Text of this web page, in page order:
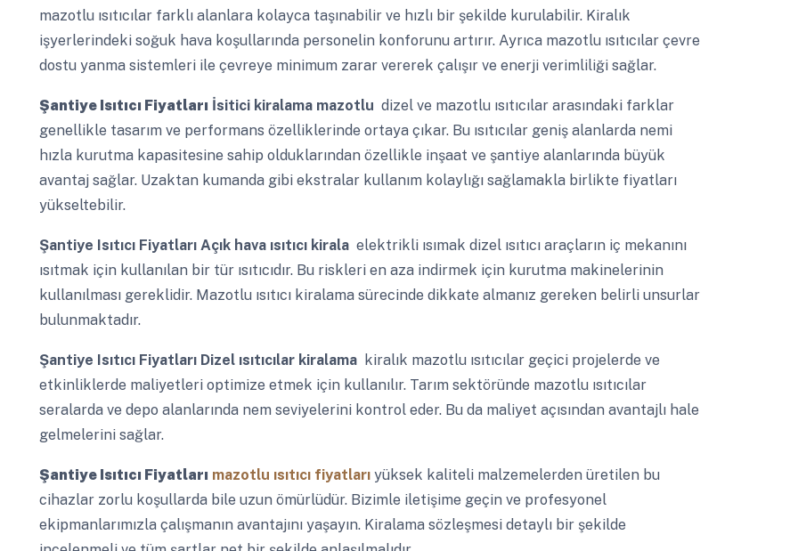
mazotlu ısıtıcılar farklı alanlara kolayca taşınabilir ve hızlı bir şekilde kurulabilir. Kiralık
işyerlerindeki soğuk hava koşullarında personelin konforunu artırır. Ayrıca mazotlu ısıtıcılar çevre
dostu yanma sistemleri ile çevreye minimum zarar vererek çalışır ve enerji verimliliği sağlar.
Şantiye Isıtıcı Fiyatları İsitici kiralama mazotlu dizel ve mazotlu ısıtıcılar arasındaki farklar
genellikle tasarım ve performans özelliklerinde ortaya çıkar. Bu ısıtıcılar geniş alanlarda nemi
hızla kurutma kapasitesine sahip olduklarından özellikle inşaat ve şantiye alanlarında büyük
avantaj sağlar. Uzaktan kumanda gibi ekstralar kullanım kolaylığı sağlamakla birlikte fiyatları
yükseltebilir.
Şantiye Isıtıcı FiyatlarıAçık hava ısıtıcı kirala elektrikli ısımak dizel ısıtıcı araçların iç mekanını
ısıtmak için kullanılan bir tür ısıtıcıdır. Bu riskleri en aza indirmek için kurutma makinelerinin
kullanılması gereklidir. Mazotlu ısıtıcı kiralama sürecinde dikkate almanız gereken belirli unsurlar
bulunmaktadır.
Şantiye Isıtıcı FiyatlarıDizel ısıtıcılar kiralama kiralık mazotlu ısıtıcılar geçici projelerde ve
etkinliklerde maliyetleri optimize etmek için kullanılır. Tarım sektöründe mazotlu ısıtıcılar
seralarda ve depo alanlarında nem seviyelerini kontrol eder. Bu da maliyet açısından avantajlı hale
gelmelerini sağlar.
Şantiye Isıtıcı Fiyatları mazotlu ısıtıcı fiyatları yüksek kaliteli malzemelerden üretilen bu
cihazlar zorlu koşullarda bile uzun ömürlüdür. Bizimle iletişime geçin ve profesyonel
ekipmanlarımızla çalışmanın avantajını yaşayın. Kiralama sözleşmesi detaylı bir şekilde